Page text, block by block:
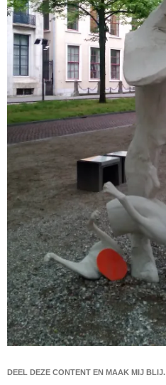
DEEL DEZE CONTENT EN MAAK MIJ BLIJ.